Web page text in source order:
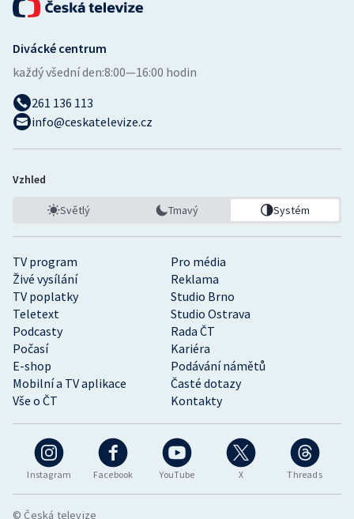
Ostatní
Instagram Facebook YouTube X Threads
TV program
Pro média
Živé vysílání
Reklama
TV poplatky
Studio Brno
Teletext
Studio Ostrava
Podcasty
Rada ČT
Počasí
Kariéra
E-shop
Podávání námětů
Mobilní a TV aplikace
Časté dotazy
Vše o ČT
Kontakty
Divácké centrum
každý všední den:8:00—16:00 hodin
261 136 113
info@ceskatelevize.cz
Vzhled
Světlý Tmavý Systém
© Česká televize